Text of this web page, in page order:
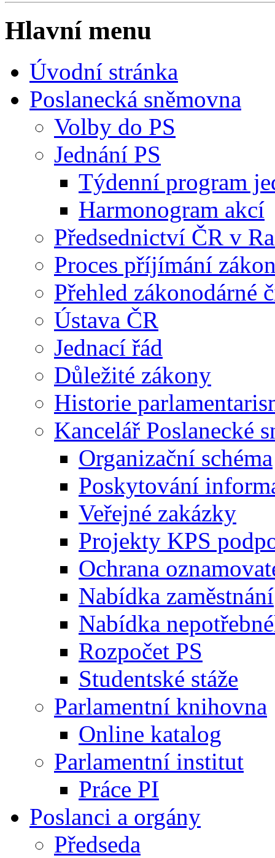
Hlavní menu
Úvodní stránka
Poslanecká sněmovna
Volby do PS
Jednání PS
Týdenní program
Harmonogram akcí
Předsednictví ČR v
Proces příjímání
Přehled zákonodárné
Ústava ČR
Jednací řád
Důležité zákony
Historie
Kancelář Poslanecké
Organizační schéma
Poskytování
Veřejné zakázky
Projekty KPS
Ochrana
Nabídka zaměstnání
Nabídka
Rozpočet PS
Studentské stáže
Parlamentní knihovna
Online katalog
Parlamentní institut
Práce PI
Poslanci a orgány
Předseda